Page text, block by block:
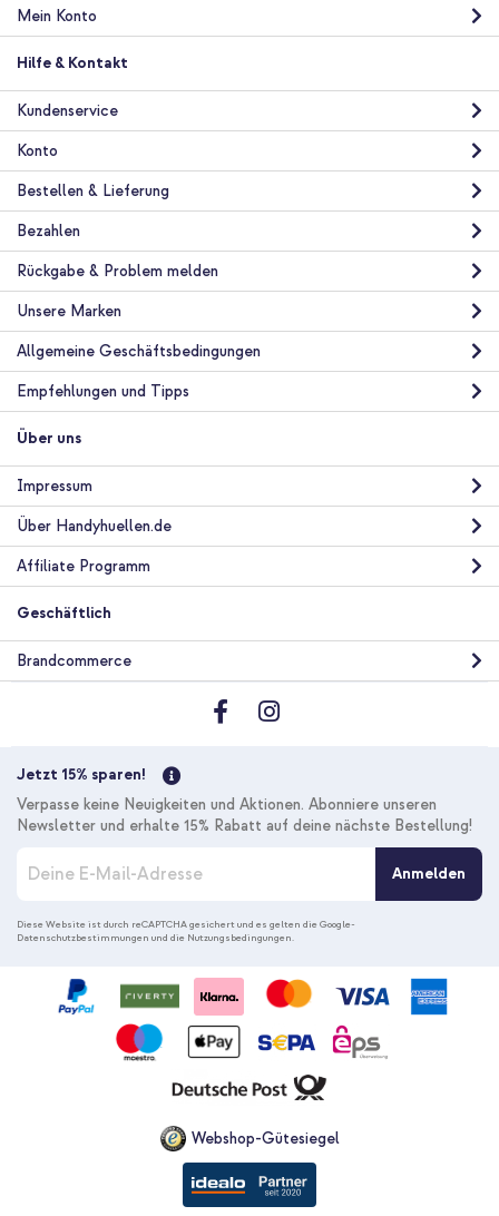
Mein Konto
Hilfe & Kontakt
Kundenservice
Konto
Bestellen & Lieferung
Bezahlen
Rückgabe & Problem melden
Unsere Marken
Allgemeine Geschäftsbedingungen
Empfehlungen und Tipps
Über uns
Impressum
Über Handyhuellen.de
Affiliate Programm
Geschäftlich
Brandcommerce
Jetzt 15% sparen!
Verpasse keine Neuigkeiten und Aktionen. Abonniere unseren
Newsletter und erhalte 15% Rabatt auf deine nächste Bestellung!
d
e
Anmelden
Diese Website ist durch reCAPTCHA gesichert und es gelten dieGoogle-
Datenschutzbestimmungen und die Nutzungsbedingungen.
Webshop-Gütesiegel